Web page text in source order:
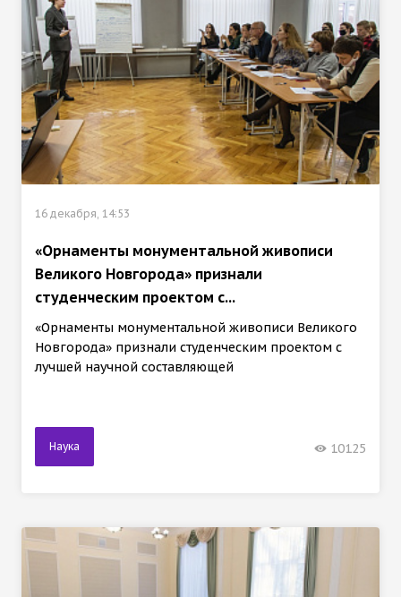
16 декабря, 14:53
«Орнаменты монументальной живописи
Великого Новгорода» признали
студенческим проектом с...
«Орнаменты монументальной живописи Великого
Новгорода» признали студенческим проектом с
лучшей научной составляющей
Наука 10125